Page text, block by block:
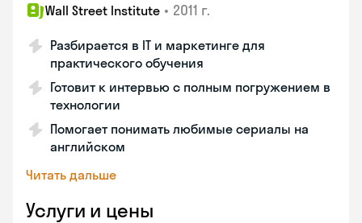
Wall Street Institute • 2011 г.
Разбирается в IT и маркетинге для
практического обучения
Готовит к интервью с полным погружением в
технологии
Помогает понимать любимые сериалы на
английском
Читать дальше
Услуги и цены